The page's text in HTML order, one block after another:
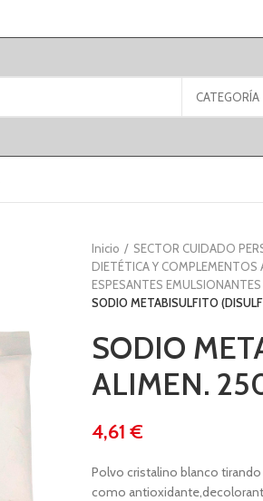
CATEGORÍA
Inicio
SECTOR CUIDADO
DIETÉTICA Y COMPLEMENTOS
ESPESANTES
SODIO METABISULFITO
SODIO
ALIMEN.
€
Polvo cristalino blanco
como